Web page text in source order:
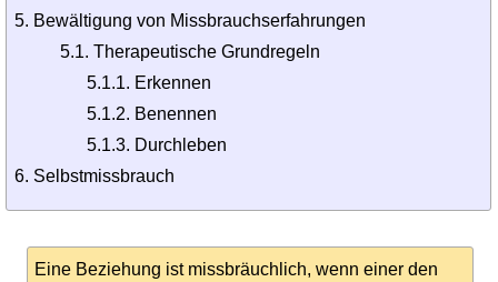
Bewältigung von Missbrauchserfahrungen
5.1. Therapeutische Grundregeln
5.1.1. Erkennen
5.1.2. Benennen
5.1.3. Durchleben
Selbstmissbrauch
Eine Beziehung ist missbräuchlich, wenn einer den